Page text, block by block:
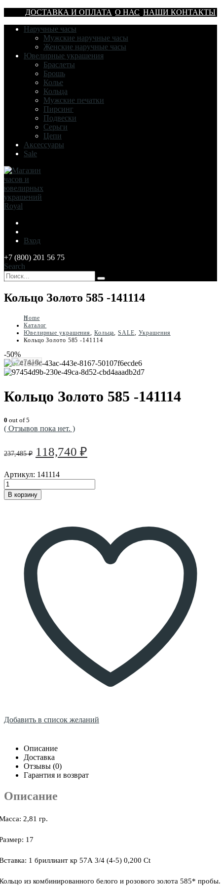
ДОСТАВКА И ОПЛАТА О НАС НАШИ КОНТАКТЫ
Наручные часы
Мужские наручные часы
Женские наручные часы
Ювелирные украшения
Браслеты
Брошь
Колье
Кольца
Мужские печатки
Пирсинг
Подвески
Серьги
Цепи
Аксессуары
Sale
Вход
+7 (800) 201 56 75
Search
Кольцо Золото 585 -141114
Home
Каталог
Ювелирные украшения, Кольца,SALE, Украшения
Кольцо Золото 585 -141114
-50%
Кольцо Золото 585 -141114
0 out of 5
( Отзывов пока нет. )
237,485₽ Первоначальная
составляла
237,485 ₽.
118,740 ₽
118,740 ₽.
Артикул: 141114
В корзину
Добавить в список желаний
Описание
Доставка
Отзывы (0)
Гарантия и возврат
Описание
2,81 гр.
17
1 бриллиант кр 57А 3/4 (4-5) 0,200 Ct
из комбинированного белого и розового золота 585* пробы.